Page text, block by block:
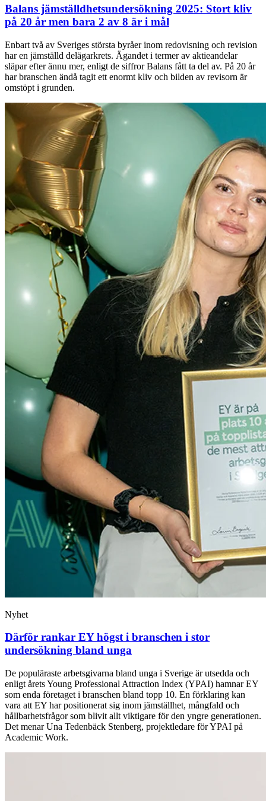
Balans jämställdhetsundersökning 2025: Stort kliv
på 20 år men bara 2 av 8 är i mål
Enbart två av Sveriges största byråer inom redovisning och revision
har en jämställd delägarkrets. Ägandet i termer av aktieandelar
släpar efter ännu mer, enligt de siffror Balans fått ta del av. På 20 år
har branschen ändå tagit ett enormt kliv och bilden av revisorn är
omstöpt i grunden.
Nyhet
Därför rankar EY högst i branschen i stor
undersökning bland unga
De populäraste arbetsgivarna bland unga i Sverige är utsedda och
enligt årets Young Professional Attraction Index (YPAI) hamnar EY
som enda företaget i branschen bland topp 10. En förklaring kan
vara att EY har positionerat sig inom jämställhet, mångfald och
hållbarhetsfrågor som blivit allt viktigare för den yngre generationen.
Det menar Una Tedenbäck Stenberg, projektledare för YPAI på
Academic Work.